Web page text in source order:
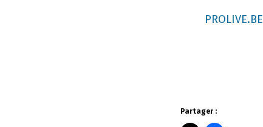
PROLIVE.BE
Partager :